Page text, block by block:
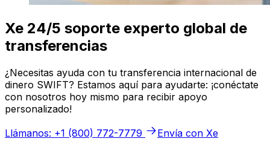
Xe 24/5 soporte experto global de
transferencias
¿Necesitas ayuda con tu transferencia internacional de
dinero SWIFT? Estamos aquí para ayudarte: ¡conéctate
con nosotros hoy mismo para recibir apoyo
personalizado!
Llámanos: +1 (800) 772-7779
Envía con Xe